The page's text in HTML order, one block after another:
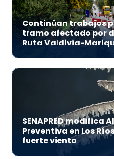
Continúan trabajos
tramo afectado por
Ruta Valdivia-
SENAPRED modifica
Preventiva en Los
fuerte viento